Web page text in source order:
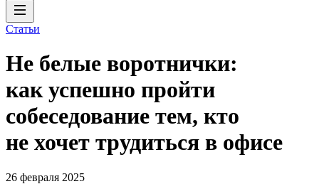
Статьи
Не белые воротнички:
как успешно пройти
собеседование тем, кто
не хочет трудиться в офисе
26 февраля 2025